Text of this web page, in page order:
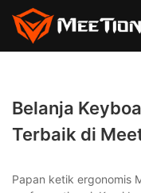
Belanja
Terbaik di
Papan ketik ergonomis